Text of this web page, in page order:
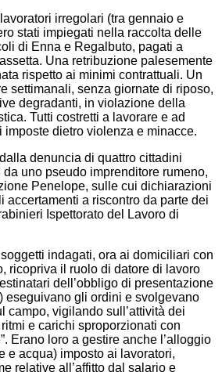
irregolari (tra gennaio e
stati impiegati nella raccolta delle
di Enna e Regalbuto, pagati a
Una retribuzione palesemente
rispetto ai minimi contrattuali. Un
settimanali, senza giornate di riposo,
degradanti, in violazione della
Tutti costretti a lavorare e ad
dietro violenza e minacce.
denuncia di quattro cittadini
uno pseudo imprenditore rumeno,
Penelope, sulle cui dichiarazioni
accertamenti a riscontro da parte dei
Ispettorato del Lavoro di
indagati, ora ai domiciliari con
ricopriva il ruolo di datore di lavoro
dell’obbligo di presentazione
eseguivano gli ordini e svolgevano
campo, vigilando sull’attività dei
e carichi sproporzionati con
Erano loro a gestire anche l’alloggio
e acqua) imposto ai lavoratori,
relative all’affitto dal salario e